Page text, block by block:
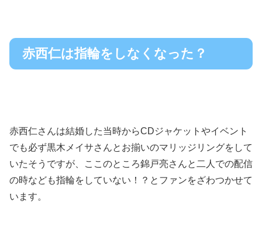
赤西仁は指輪をしなくなった？
赤西仁さんは結婚した当時からCDジャケットやイベント
でも必ず黒木メイサさんとお揃いのマリッジリングをして
いたそうですが、ここのところ錦戸亮さんと二人での配信
の時なども指輪をしていない！？とファンをざわつかせて
います。